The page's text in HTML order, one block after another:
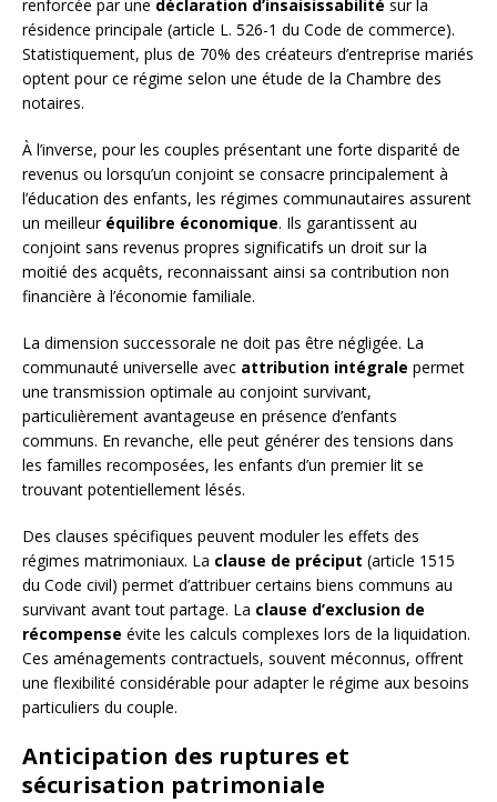
renforcée par une déclaration d’insaisissabilité sur la
résidence principale (article L. 526-1 du Code de commerce).
Statistiquement, plus de 70% des créateurs d’entreprise mariés
optent pour ce régime selon une étude de la Chambre des
notaires.
À l’inverse, pour les couples présentant une forte disparité de
revenus ou lorsqu’un conjoint se consacre principalement à
l’éducation des enfants, les régimes communautaires assurent
un meilleur équilibre économique. Ils garantissent au
conjoint sans revenus propres significatifs un droit sur la
moitié des acquêts, reconnaissant ainsi sa contribution non
financière à l’économie familiale.
La dimension successorale ne doit pas être négligée. La
communauté universelle avec attribution intégrale permet
une transmission optimale au conjoint survivant,
particulièrement avantageuse en présence d’enfants
communs. En revanche, elle peut générer des tensions dans
les familles recomposées, les enfants d’un premier lit se
trouvant potentiellement lésés.
Des clauses spécifiques peuvent moduler les effets des
régimes matrimoniaux. La clause de préciput (article 1515
du Code civil) permet d’attribuer certains biens communs au
survivant avant tout partage. La clause d’exclusion de
récompense évite les calculs complexes lors de la liquidation.
Ces aménagements contractuels, souvent méconnus, offrent
une flexibilité considérable pour adapter le régime aux besoins
particuliers du couple.
Anticipation des ruptures et
sécurisation patrimoniale